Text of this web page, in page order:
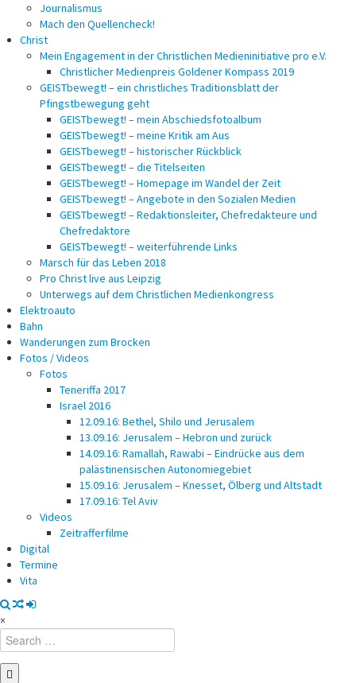
Journalismus
Mach den Quellencheck!
Christ
Mein Engagement in der Christlichen Medieninitiative pro e.V.
Christlicher Medienpreis Goldener Kompass 2019
GEISTbewegt! – ein christliches Traditionsblatt der
Pfingstbewegung geht
GEISTbewegt! – mein Abschiedsfotoalbum
GEISTbewegt! – meine Kritik am Aus
GEISTbewegt! – historischer Rückblick
GEISTbewegt! – die Titelseiten
GEISTbewegt! – Homepage im Wandel der Zeit
GEISTbewegt! – Angebote in den Sozialen Medien
GEISTbewegt! – Redaktionsleiter, Chefredakteure und
Chefredaktore
GEISTbewegt! – weiterführende Links
Marsch für das Leben 2018
Pro Christ live aus Leipzig
Unterwegs auf dem Christlichen Medienkongress
Elektroauto
Bahn
Wanderungen zum Brocken
Fotos / Videos
Fotos
Teneriffa 2017
Israel 2016
12.09.16: Bethel, Shilo und Jerusalem
13.09.16: Jerusalem – Hebron und zurück
14.09.16: Ramallah, Rawabi – Eindrücke aus dem
palästinensischen Autonomiegebiet
15.09.16: Jerusalem – Knesset, Ölberg und Altstadt
17.09.16: Tel Aviv
Videos
Zeitrafferfilme
Digital
Termine
Vita
×
Search
for: